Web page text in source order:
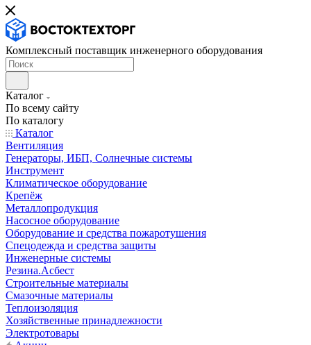
Комплексный поставщик инженерного оборудования
Каталог
По всему сайту
По каталогу
Каталог
Вентиляция
Генераторы, ИБП, Солнечные системы
Инструмент
Климатическое оборудование
Крепёж
Металлопродукция
Насосное оборудование
Оборудование и средства пожаротушения
Спецодежда и средства защиты
Инженерные системы
Резина.Асбест
Строительные материалы
Смазочные материалы
Теплоизоляция
Хозяйственные принадлежности
Электротовары